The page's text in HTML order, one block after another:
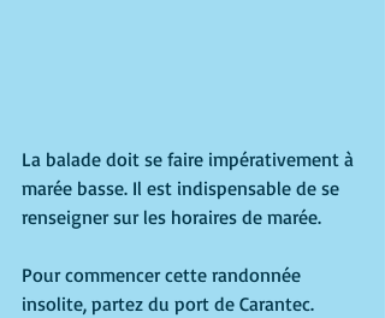
La balade doit se faire impérativement à
marée basse. Il est indispensable de se
renseigner sur les horaires de marée.
Pour commencer cette randonnée
insolite, partez du port de Carantec.